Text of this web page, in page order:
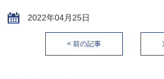
2022年04月25日
< 前の記事